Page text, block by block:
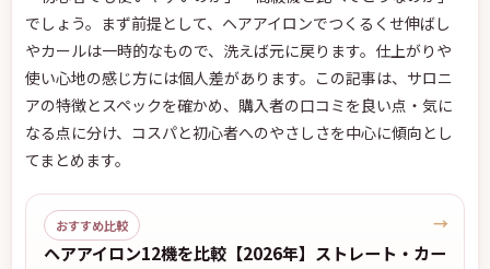
でしょう。まず前提として、ヘアアイロンでつくるくせ伸ばし
やカールは一時的なもので、洗えば元に戻ります。仕上がりや
使い心地の感じ方には個人差があります。この記事は、サロニ
アの特徴とスペックを確かめ、購入者の口コミを良い点・気に
なる点に分け、コスパと初心者へのやさしさを中心に傾向とし
てまとめます。
おすすめ比較
ヘアアイロン12機を比較【2026年】ストレート・カー
→